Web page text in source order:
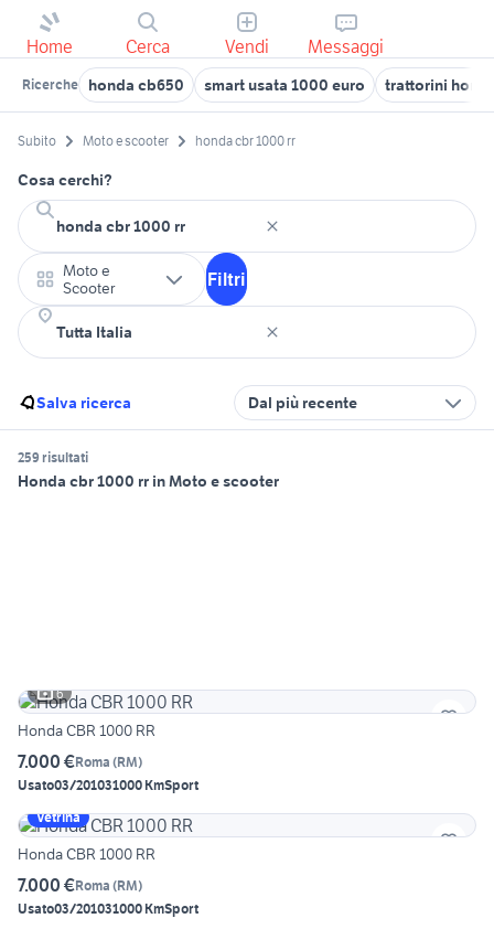
Home Cerca Vendi Messaggi
Ricerche honda cb650 smart usata 1000 euro trattorini
Subito Moto e scooter honda cbr 1000 rr
Cosa cerchi?
Moto e
Scooter
Filtri
Salva ricerca Dal più recente
259 risultati
Honda cbr 1000 rr in Moto e scooter
6
Honda CBR 1000 RR
7.000 €Roma (RM)
Usato03/201031000 KmSport
Vetrina
Honda CBR 1000 RR
7.000 €Roma (RM)
Usato03/201031000 KmSport